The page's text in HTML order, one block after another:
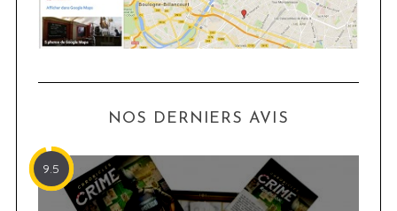
NOS DERNIERS AVIS
9.5